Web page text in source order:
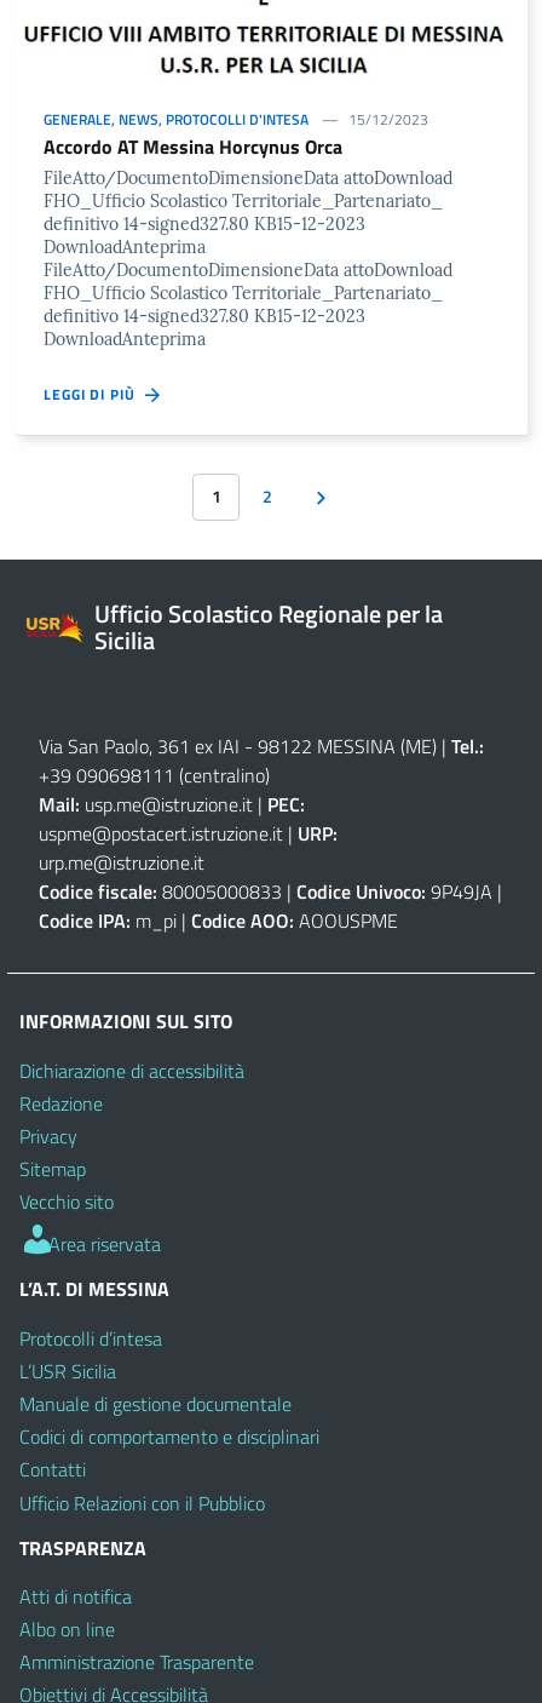
GENERALE, NEWS, PROTOCOLLI D'INTESA 15/12/2023
Accordo AT Messina Horcynus Orca
FileAtto/DocumentoDimensioneData attoDownload
FHO_Ufficio Scolastico Territoriale_Partenariato_
definitivo 14-signed327.80 KB15-12-2023
DownloadAnteprima
FileAtto/DocumentoDimensioneData attoDownload
FHO_Ufficio Scolastico Territoriale_Partenariato_
definitivo 14-signed327.80 KB15-12-2023
DownloadAnteprima
LEGGI DI PIÙ
1 2
Ufficio Scolastico Regionale per la
Sicilia
Via San Paolo, 361 ex IAI - 98122 MESSINA (ME) | Tel.:
+39 090698111 (centralino)
Mail: usp.me@istruzione.it | PEC:
uspme@postacert.istruzione.it | URP:
urp.me@istruzione.it
Codice fiscale: 80005000833 | Codice Univoco: 9P49JA |
Codice IPA: m_pi | Codice AOO: AOOUSPME
INFORMAZIONI SUL SITO
Dichiarazione di accessibilità
Redazione
Privacy
Sitemap
Vecchio sito
Area riservata
L’A.T. DI MESSINA
Protocolli d’intesa
L’USR Sicilia
Manuale di gestione documentale
Codici di comportamento e disciplinari
Contatti
Ufficio Relazioni con il Pubblico
TRASPARENZA
Atti di notifica
Albo on line
Amministrazione Trasparente
Obiettivi di Accessibilità